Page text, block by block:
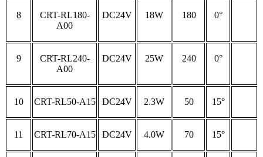
8
CRT-RL180-
A00
DC24V 18W 180 0°
9
CRT-RL240-
A00
DC24V 25W 240 0°
10 CRT-RL50-A15 DC24V 2.3W 50 15°
11 CRT-RL70-A15 DC24V 4.0W 70 15°